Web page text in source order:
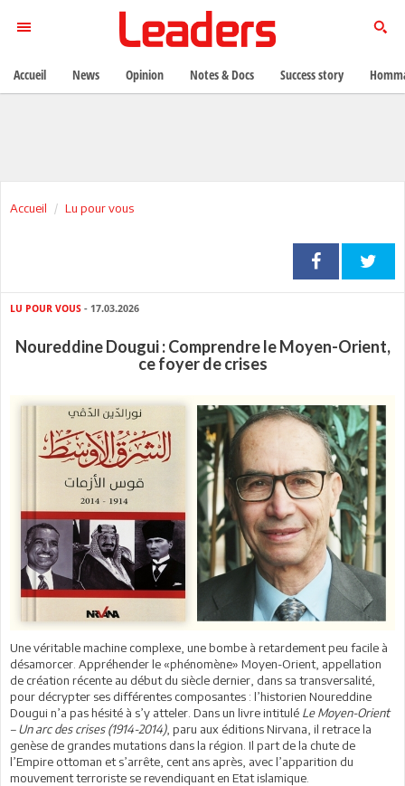
Accueil Lu pour vous
LU POUR VOUS - 17.03.2026
Noureddine Dougui : Comprendre le Moyen-Orient,
ce foyer de crises
Une véritable machine complexe, une bombe à retardement peu facile à
désamorcer. Appréhender le «phénomène» Moyen-Orient, appellation
de création récente au début du siècle dernier, dans sa transversalité,
pour décrypter ses différentes composantes : l’historien Noureddine
Dougui n’a pas hésité à s’y atteler. Dans un livre intitulé Le Moyen-Orient
– Un arc des crises (1914-2014), paru aux éditions Nirvana, il retrace la
genèse de grandes mutations dans la région. Il part de la chute de
l’Empire ottoman et s’arrête, cent ans après, avec l’apparition du
mouvement terroriste se revendiquant en Etat islamique.
Accueil News Opinion Notes & Docs Success story